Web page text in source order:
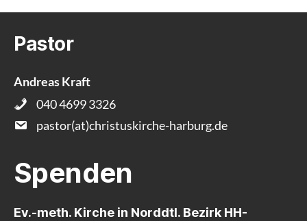
Pastor
Andreas Kraft
040 4699 3326
pastor(at)christuskirche-harburg.de
Spenden
Ev.-meth. Kirche in Norddtl. Bezirk HH-